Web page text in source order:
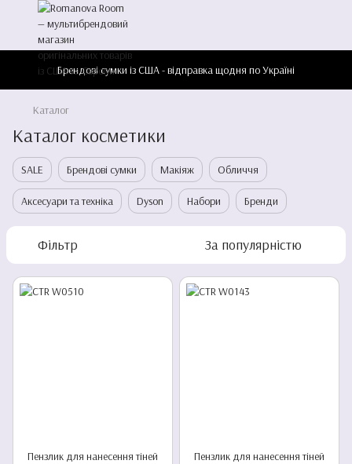
Брендові сумки із США - відправка щодня по Україні
Каталог
Каталог косметики
SALE Брендові сумки Макіяж Обличчя
Аксесуари та техніка Dyson Набори Бренди
Фільтр За популярністю
Пензлик для нанесення тіней
Пензлик для нанесення тіней